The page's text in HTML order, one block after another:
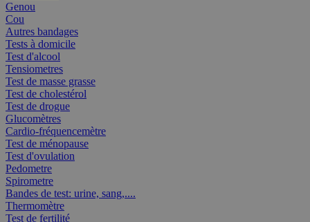
Genou
Cou
Autres bandages
Tests à domicile
Test d'alcool
Tensiometres
Test de masse grasse
Test de cholestérol
Test de drogue
Glucomètres
Cardio-fréquencemètre
Test de ménopause
Test d'ovulation
Pedometre
Spirometre
Bandes de test: urine, sang,....
Thermomètre
Test de fertilité